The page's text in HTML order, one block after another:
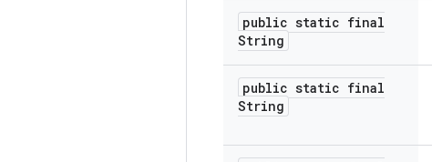
public static final
String
public static final
String